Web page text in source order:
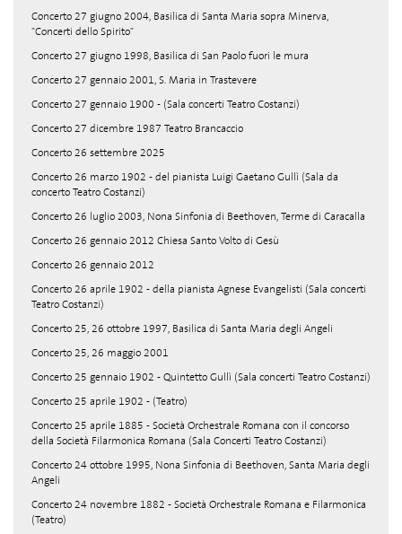
Concerto 27 giugno 2004, Basilica di Santa Maria sopra Minerva,
"Concerti dello Spirito"
Concerto 27 giugno 1998, Basilica di San Paolo fuori le mura
Concerto 27 gennaio 2001, S. Maria in Trastevere
Concerto 27 gennaio 1900 - (Sala concerti Teatro Costanzi)
Concerto 27 dicembre 1987 Teatro Brancaccio
Concerto 26 settembre 2025
Concerto 26 marzo 1902 - del pianista Luigi Gaetano Gullì (Sala da
concerto Teatro Costanzi)
Concerto 26 luglio 2003, Nona Sinfonia di Beethoven, Terme di Caracalla
Concerto 26 gennaio 2012 Chiesa Santo Volto di Gesù
Concerto 26 gennaio 2012
Concerto 26 aprile 1902 - della pianista Agnese Evangelisti (Sala concerti
Teatro Costanzi)
Concerto 25, 26 ottobre 1997, Basilica di Santa Maria degli Angeli
Concerto 25, 26 maggio 2001
Concerto 25 gennaio 1902 - Quintetto Gullì (Sala concerti Teatro Costanzi)
Concerto 25 aprile 1902 - (Teatro)
Concerto 25 aprile 1885 - Società Orchestrale Romana con il concorso
della Società Filarmonica Romana (Sala Concerti Teatro Costanzi)
Concerto 24 ottobre 1995, Nona Sinfonia di Beethoven, Santa Maria degli
Angeli
Concerto 24 novembre 1882 - Società Orchestrale Romana e Filarmonica
(Teatro)